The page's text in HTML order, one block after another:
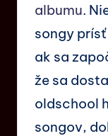
albumu.
songy
ak sa
že sa
oldschool
songov,